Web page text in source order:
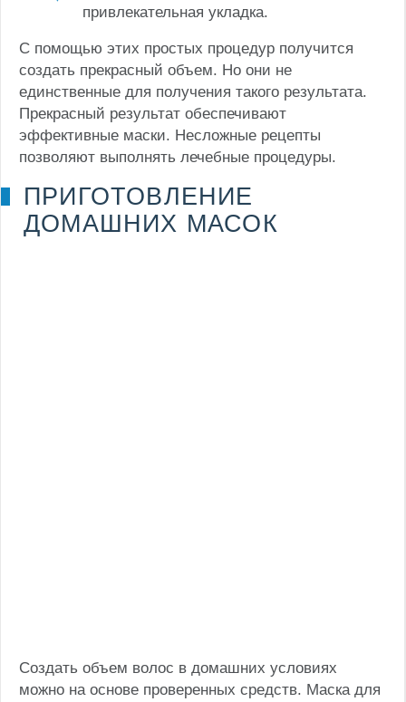
привлекательная укладка.
С помощью этих простых процедур получится
создать прекрасный объем. Но они не
единственные для получения такого результата.
Прекрасный результат обеспечивают
эффективные маски. Несложные рецепты
позволяют выполнять лечебные процедуры.
ПРИГОТОВЛЕНИЕ
ДОМАШНИХ МАСОК
Создать объем волос в домашних условиях
можно на основе проверенных средств. Маска для